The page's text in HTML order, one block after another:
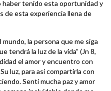
haber tenido esta oportunidad y
de esta experiencia llena de
mundo, la persona que me siga
tendrá la luz de la vida” (Jn 8,
el amor y encuentro con
luz, para así compartirla con
Sentí mucha paz y amor